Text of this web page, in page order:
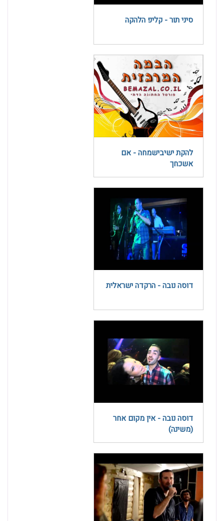
סיני תור - קליפ הלהקה
להקת ישיבישמחה - אם
אשכחך
דוסה נובה - הרקדה ישראלית
דוסה נובה - אין מקום אחר
(משינה)